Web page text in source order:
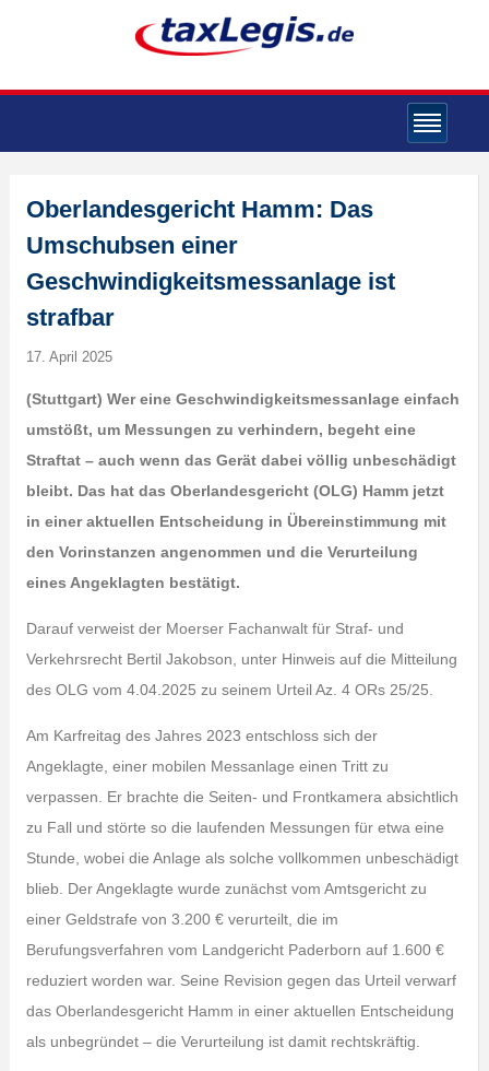
Oberlandesgericht Hamm: Das
Umschubsen einer
Geschwindigkeitsmessanlage ist
strafbar
17. April 2025
(Stuttgart) Wer eine Geschwindigkeitsmessanlage einfach
umstößt, um Messungen zu verhindern, begeht eine
Straftat – auch wenn das Gerät dabei völlig unbeschädigt
bleibt. Das hat das Oberlandesgericht (OLG) Hamm jetzt
in einer aktuellen Entscheidung in Übereinstimmung mit
den Vorinstanzen angenommen und die Verurteilung
eines Angeklagten bestätigt.
Darauf verweist der Moerser Fachanwalt für Straf- und
Verkehrsrecht Bertil Jakobson, unter Hinweis auf die Mitteilung
des OLG vom 4.04.2025 zu seinem Urteil Az. 4 ORs 25/25.
Am Karfreitag des Jahres 2023 entschloss sich der
Angeklagte, einer mobilen Messanlage einen Tritt zu
verpassen. Er brachte die Seiten- und Frontkamera absichtlich
zu Fall und störte so die laufenden Messungen für etwa eine
Stunde, wobei die Anlage als solche vollkommen unbeschädigt
blieb. Der Angeklagte wurde zunächst vom Amtsgericht zu
einer Geldstrafe von 3.200 € verurteilt, die im
Berufungsverfahren vom Landgericht Paderborn auf 1.600 €
reduziert worden war. Seine Revision gegen das Urteil verwarf
das Oberlandesgericht Hamm in einer aktuellen Entscheidung
als unbegründet – die Verurteilung ist damit rechtskräftig.